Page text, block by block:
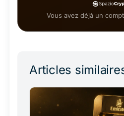
Vous avez déjà un
Articles